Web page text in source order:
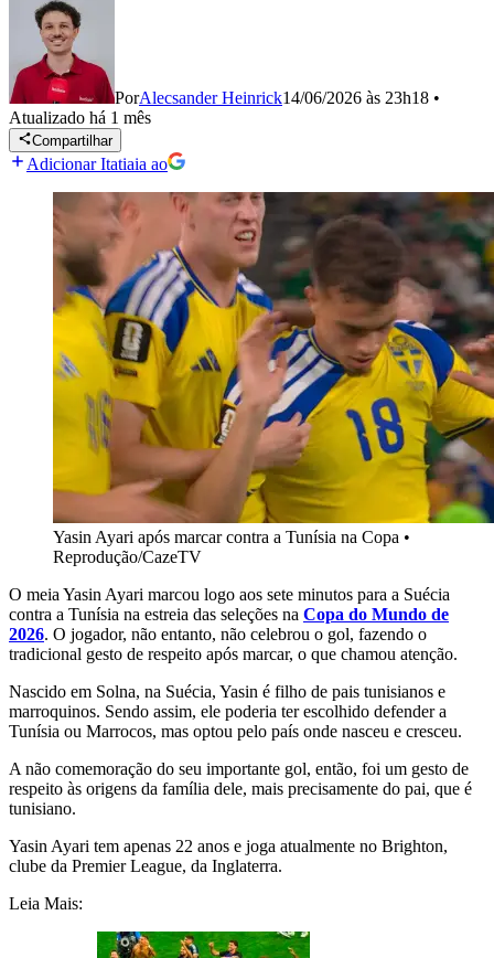
PorAlecsander Heinrick14/06/2026 às 23h18 •
Atualizado há 1 mês
Compartilhar
Adicionar Itatiaia ao
Yasin Ayari após marcar contra a Tunísia na Copa •
Reprodução/CazeTV
O meia Yasin Ayari marcou logo aos sete minutos para a Suécia
contra a Tunísia na estreia das seleções na Copa do Mundo de
2026. O jogador, não entanto, não celebrou o gol, fazendo o
tradicional gesto de respeito após marcar, o que chamou atenção.
Nascido em Solna, na Suécia, Yasin é filho de pais tunisianos e
marroquinos. Sendo assim, ele poderia ter escolhido defender a
Tunísia ou Marrocos, mas optou pelo país onde nasceu e cresceu.
A não comemoração do seu importante gol, então, foi um gesto de
respeito às origens da família dele, mais precisamente do pai, que é
tunisiano.
Yasin Ayari tem apenas 22 anos e joga atualmente no Brighton,
clube da Premier League, da Inglaterra.
Leia Mais: